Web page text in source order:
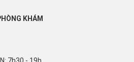
KHÁM